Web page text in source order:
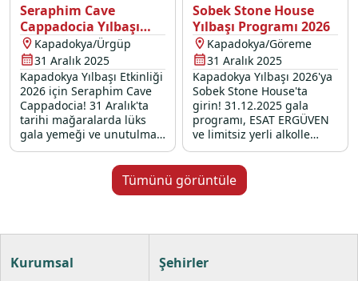
Seraphim Cave
Cappadocia Yılbaşı
Programı 2026
Kapadokya/Ürgüp
31 Aralık 2025
Kapadokya Yılbaşı Etkinliği
2026 için Seraphim Cave
Cappadocia! 31 Aralık'ta
tarihi mağaralarda lüks
gala yemeği ve unutulmaz
yılbaşı programı!
Sobek Stone House
Yılbaşı Programı 2026
Kapadokya/Göreme
31 Aralık 2025
Kapadokya Yılbaşı 2026'ya
Sobek Stone House'ta
girin! 31.12.2025 gala
programı, ESAT ERGÜVEN
ve limitsiz yerli alkolle
unutulmaz bir yılbaşı
etkinliği.
Tümünü görüntüle
Kurumsal Şehirler